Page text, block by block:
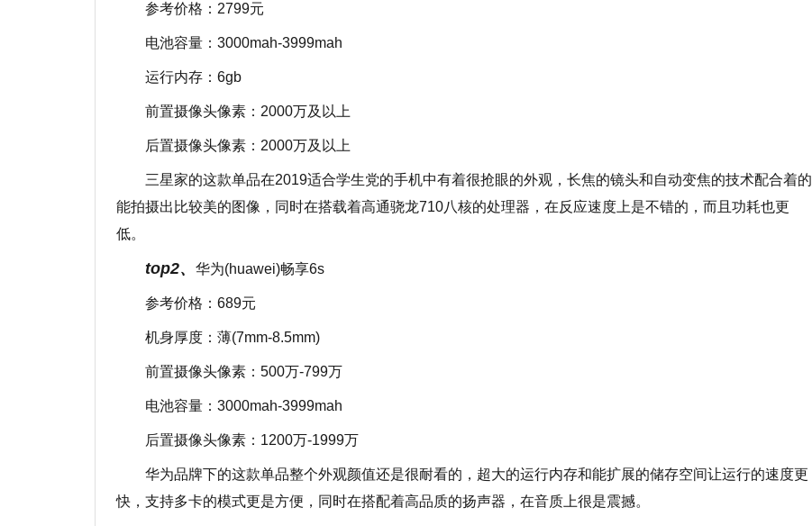
参考价格：2799元
电池容量：3000mah-3999mah
运行内存：6gb
前置摄像头像素：2000万及以上
后置摄像头像素：2000万及以上
三星家的这款单品在2019适合学生党的手机中有着很抢眼的外观，长焦的镜头和自动变焦的技术配合着的
能拍摄出比较美的图像，同时在搭载着高通骁龙710八核的处理器，在反应速度上是不错的，而且功耗也更
低。
top2、 华为(huawei)畅享6s
参考价格：689元
机身厚度：薄(7mm-8.5mm)
前置摄像头像素：500万-799万
电池容量：3000mah-3999mah
后置摄像头像素：1200万-1999万
华为品牌下的这款单品整个外观颜值还是很耐看的，超大的运行内存和能扩展的储存空间让运行的速度更
快，支持多卡的模式更是方便，同时在搭配着高品质的扬声器，在音质上很是震撼。